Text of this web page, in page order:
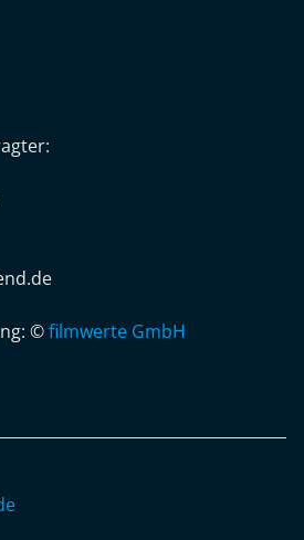
©filmwerte GmbH